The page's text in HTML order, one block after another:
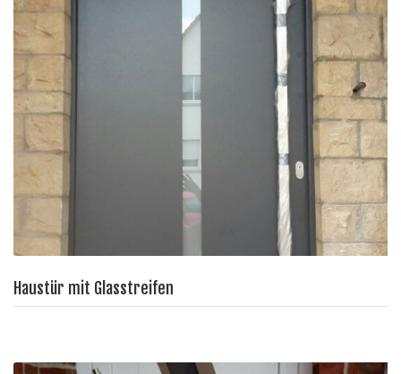
Haustür mit Glasstreifen